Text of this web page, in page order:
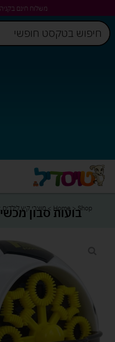
משלוח חינם בקניה מעל
Home>Shop
>מוצרי קיץ לילדיםבועות סבון